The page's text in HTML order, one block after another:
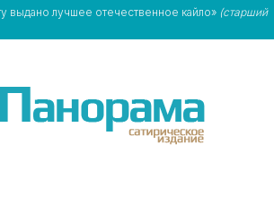
выдано лучшее отечественное кайло» (старший